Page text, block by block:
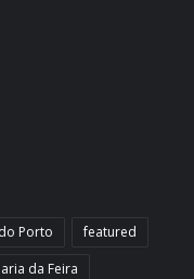
Porto
featured
da Feira